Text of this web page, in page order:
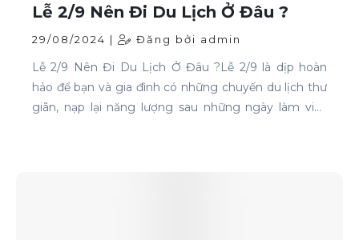
Lễ 2/9 Nên Đi Du Lịch Ở Đâu ?
29/08/2024 | Đăng bởi admin
Lễ 2/9 Nên Đi Du Lịch Ở Đâu ?Lễ 2/9 là dịp hoàn
hảo để bạn và gia đình có những chuyến du lịch thư
giãn, nạp lại năng lượng sau những ngày làm việc